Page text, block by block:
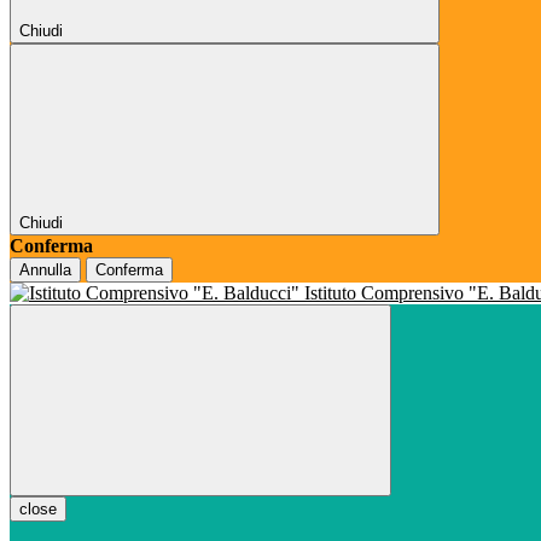
Chiudi
Chiudi
Conferma
Annulla Conferma
Istituto Comprensivo "E.
close